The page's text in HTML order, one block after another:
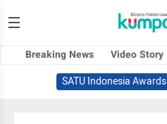
Breaking News Video Story
SATU Indonesia Awards